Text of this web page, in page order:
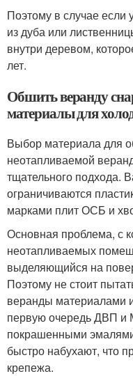
Поэтому в случае если
из дуба или
внутри деревом,
лет.
Обшить веранду
материалы для
Выбор материала для
неотапливаемой
тщательного подхода.
ограничиваются
марками плит ОСБ и
Основная проблема, с
неотапливаемых
выделяющийся на
Поэтому не стоит
веранды материалами
первую очередь ДВП и
покрашенными
быстро набухают, что
крепежа.